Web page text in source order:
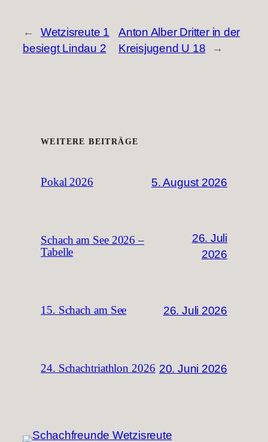
←
Wetzisreute 1
besiegt Lindau 2
Anton Alber Dritter in der
Kreisjugend U 18
→
WEITERE BEITRÄGE
Pokal 2026 5. August 2026
Schach am See 2026 –
Tabelle
26. Juli
2026
15. Schach am See 26. Juli 2026
24. Schachtriathlon 2026 20. Juni 2026